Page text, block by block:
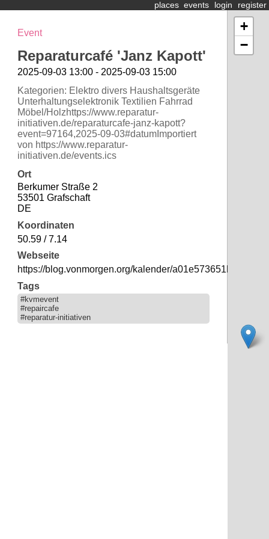
places events login register
Event
Reparaturcafé 'Janz Kapott'
2025-09-03 13:00 - 2025-09-03 15:00
Kategorien: Elektro divers Haushaltsgeräte
Unterhaltungselektronik Textilien Fahrrad
Möbel/Holzhttps://www.reparatur-
initiativen.de/reparaturcafe-janz-kapott?
event=97164,2025-09-03#datumImportiert
von https://www.reparatur-
initiativen.de/events.ics
Ort
Berkumer Straße 2
53501 Grafschaft
DE
Koordinaten
50.59 / 7.14
Webseite
https://blog.vonmorgen.org/kalender/
Tags
#kvmevent
#repaircafe
#reparatur-initiativen
+
−